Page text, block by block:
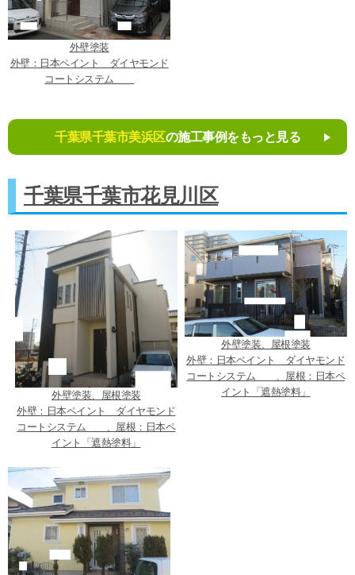
外壁塗装
外壁：日本ペイント ダイヤモンド
コートシステム
千葉県千葉市美浜区の施工事例をもっと見る
千葉県千葉市花見川区
外壁塗装、屋根塗装
外壁：日本ペイント ダイヤモンド
コートシステム 、屋根：日本ペ
イント「遮熱塗料」
外壁塗装、屋根塗装
外壁：日本ペイント ダイヤモンド
コートシステム 、屋根：日本ペ
イント「遮熱塗料」